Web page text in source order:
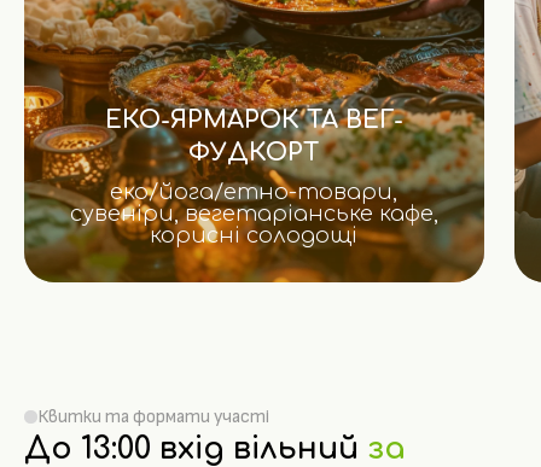
ЕКО-ЯРМАРОК ТА ВЕГ-
ФУДКОРТ
еко/йога/етно-товари,
сувеніри, вегетаріанське кафе,
корисні солодощі
Квитки та формати участі
До 13:00 вхід вільний за